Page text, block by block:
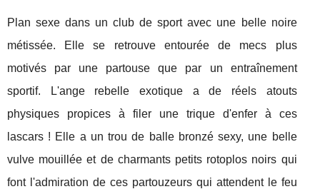
Plan sexe dans un club de sport avec une belle noire
métissée. Elle se retrouve entourée de mecs plus
motivés par une partouse que par un entraînement
sportif. L'ange rebelle exotique a de réels atouts
physiques propices à filer une trique d'enfer à ces
lascars ! Elle a un trou de balle bronzé sexy, une belle
vulve mouillée et de charmants petits rotoplos noirs qui
font l'admiration de ces partouzeurs qui attendent le feu